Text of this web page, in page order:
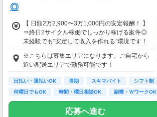
◎
【 日額2万2,900〜3万1,000円の安定報酬！ 】
⇒終日2サイクル稼働でしっかり稼げる案件◎
未経験でも“安定して収入を作れる”環境です！
＼さらに…／
★★今だけ！スタート支援金《5万円》支給★
￣￣￣￣￣￣￣￣￣￣￣￣￣￣￣￣￣￣￣￣￣
￣
＆燃料費サポートありで、
初期費用・日々の出費もガッツリ軽減！
※こちらは募集エリアになります。ご自宅から
近い配送エリアで勤務可能です！
日払い・週払いOK 長期 スキマバイト シフト制
何曜日でもOK
時間・曜日相談OK 副業・ＷワークOK
応募へ進む